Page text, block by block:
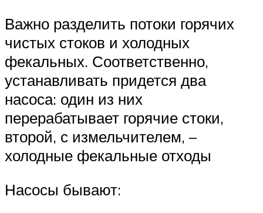
Важно разделить потоки горячих
чистых стоков и холодных
фекальных. Соответственно,
устанавливать придется два
насоса: один из них
перерабатывает горячие стоки,
второй, с измельчителем, –
холодные фекальные отходы
Насосы бывают: